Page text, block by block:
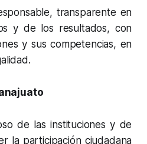
transparente en
y de los resultados, con
y sus competencias, en
de las instituciones y de
la participación ciudadana